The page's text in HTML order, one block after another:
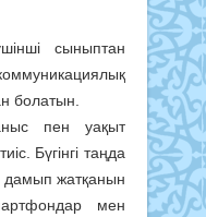
сыныптан
болатын.
пен уақыт
Бүгінгі таңда
дамып жатқанын
мен